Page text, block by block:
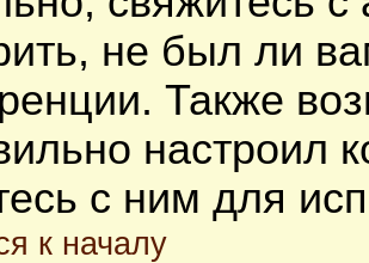
не был ли
Также
настроил
с ним для
к началу